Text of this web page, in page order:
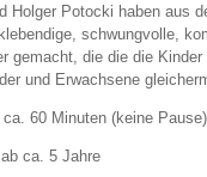
Holger Potocki haben aus
schwungvolle,
gemacht, die die die
und Erwachsene
60 Minuten (keine Pause)
ca. 5 Jahre